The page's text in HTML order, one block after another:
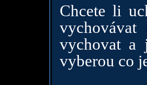
Chcete li
vychovat
vyberou co